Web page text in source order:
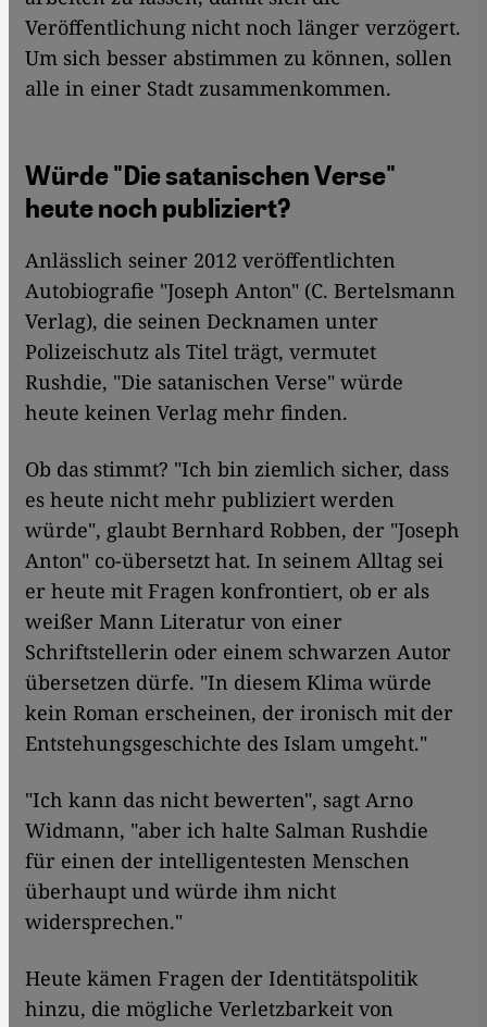
Veröffentlichung nicht noch länger verzögert.
Um sich besser abstimmen zu können, sollen
alle in einer Stadt zusammenkommen.
Würde "Die satanischen Verse"
heute noch publiziert?
Anlässlich seiner 2012 veröffentlichten
Autobiografie "Joseph Anton" (C. Bertelsmann
Verlag), die seinen Decknamen unter
Polizeischutz als Titel trägt, vermutet
Rushdie, "Die satanischen Verse" würde
heute keinen Verlag mehr finden.
Ob das stimmt? "Ich bin ziemlich sicher, dass
es heute nicht mehr publiziert werden
würde", glaubt Bernhard Robben, der "Joseph
Anton" co-übersetzt hat. In seinem Alltag sei
er heute mit Fragen konfrontiert, ob er als
weißer Mann Literatur von einer
Schriftstellerin oder einem schwarzen Autor
übersetzen dürfe. "In diesem Klima würde
kein Roman erscheinen, der ironisch mit der
Entstehungsgeschichte des Islam umgeht."
"Ich kann das nicht bewerten", sagt Arno
Widmann, "aber ich halte Salman Rushdie
für einen der intelligentesten Menschen
überhaupt und würde ihm nicht
widersprechen."
Heute kämen Fragen der Identitätspolitik
hinzu, die mögliche Verletzbarkeit von